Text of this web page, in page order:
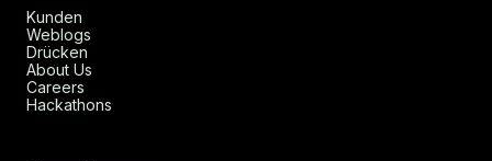
Kunden
Weblogs
Drücken
About Us
Careers
Hackathons